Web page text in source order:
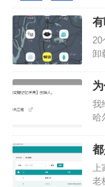
20
卸
源
址
统
我
哈
整
多
上
老